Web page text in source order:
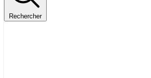
Rechercher